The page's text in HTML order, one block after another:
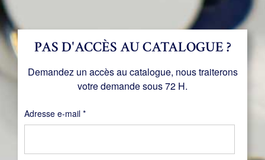
PAS D'ACCÈS AU CATALOGUE ?
Demandez un accès au catalogue, nous traiterons
votre demande sous 72 H.
Adresse e-mail *Obligatoire